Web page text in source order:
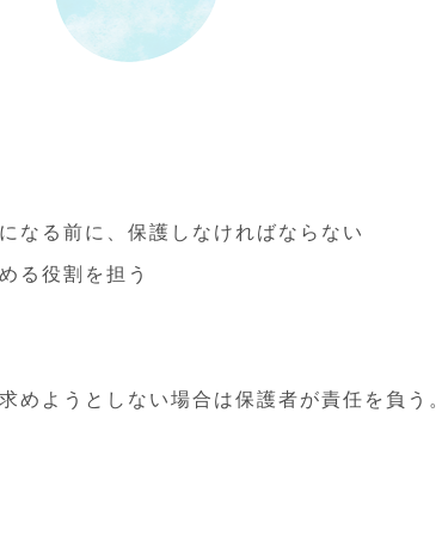
なる前に、保護しなければならない
る役割を担う
めようとしない場合は保護者が責任を負う。